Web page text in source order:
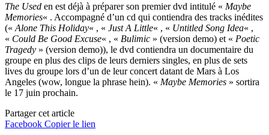
The Used en est déjà à préparer son premier dvd intitulé « Maybe
Memories« . Accompagné d’un cd qui contiendra des tracks inédites
(« Alone This Holiday« , « Just A Little« , « Untitled Song Idea« ,
« Could Be Good Excuse« , « Bulimic » (version demo) et « Poetic
Tragedy » (version demo)), le dvd contiendra un documentaire du
groupe en plus des clips de leurs derniers singles, en plus de sets
lives du groupe lors d’un de leur concert datant de Mars à Los
Angeles (wow, longue la phrase hein). « Maybe Memories » sortira
le 17 juin prochain.
Partager cet article
Facebook Copier le lien